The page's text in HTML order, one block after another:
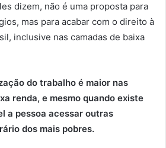
dizem, não é uma proposta para
mas para acabar com o direito à
inclusive nas camadas de baixa
do trabalho é maior nas
renda, e mesmo quando existe
a pessoa acessar outras
dos mais pobres.